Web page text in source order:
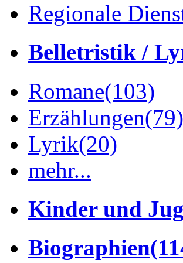
Regionale
Belletristik /
Romane(103)
Erzählungen(79)
Lyrik(20)
mehr...
Kinder und
Biographien